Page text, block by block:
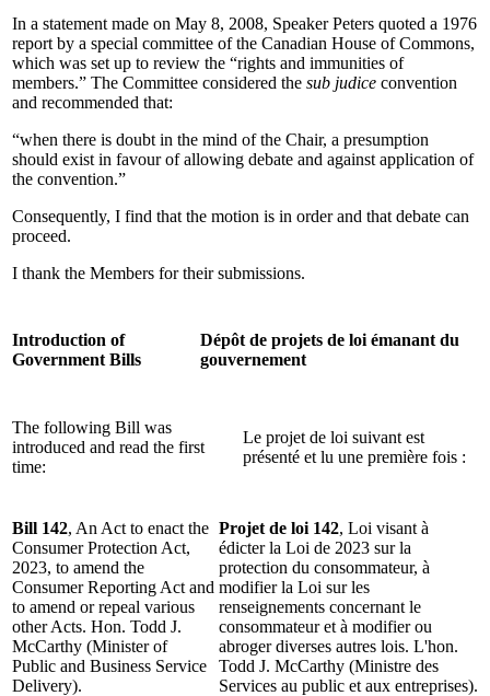
In a statement made on May 8, 2008, Speaker Peters quoted a 1976
report by a special committee of the Canadian House of Commons,
which was set up to review the “rights and immunities of
members.” The Committee considered the sub judice convention
and recommended that:
“when there is doubt in the mind of the Chair, a presumption
should exist in favour of allowing debate and against application of
the convention.”
Consequently, I find that the motion is in order and that debate can
proceed.
I thank the Members for their submissions.
Introduction of
Government Bills
Dépôt de projets de loi émanant du
gouvernement
The following Bill was
introduced and read the first
time:
Le projet de loi suivant est
présenté et lu une première fois :
Bill 142, An Act to enact the
Consumer Protection Act,
2023, to amend the
Consumer Reporting Act and
to amend or repeal various
other Acts. Hon. Todd J.
McCarthy (Minister of
Public and Business Service
Delivery).
Projet de loi 142, Loi visant à
édicter la Loi de 2023 sur la
protection du consommateur, à
modifier la Loi sur les
renseignements concernant le
consommateur et à modifier ou
abroger diverses autres lois. L'hon.
Todd J. McCarthy (Ministre des
Services au public et aux entreprises).